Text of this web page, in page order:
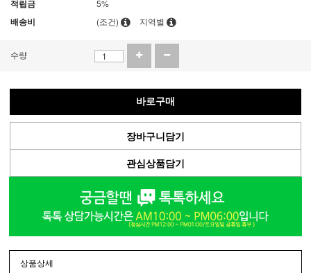
적립금 5%
배송비 (조건) 지역별
수량
바로구매
장바구니담기
관심상품담기
상품상세